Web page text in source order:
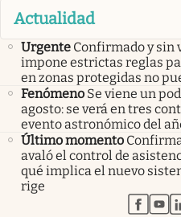
Actualidad
Urgente Confirmado y sin
impone estrictas reglas
en zonas protegidas no
Fenómeno Se viene un
agosto: se verá en tres
evento astronómico del
Último momento
avaló el control de
qué implica el nuevo
rige
abre